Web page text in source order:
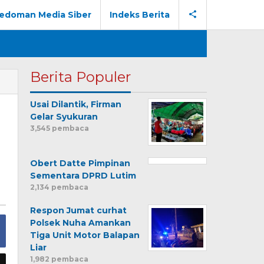
Media Siber Indeks Berita
Berita Populer
Usai Dilantik, Firman
Gelar Syukuran
3,545 pembaca
Obert Datte Pimpinan
Sementara DPRD Lutim
2,134 pembaca
Respon Jumat curhat
Polsek Nuha Amankan
Tiga Unit Motor Balapan
Liar
1,982 pembaca